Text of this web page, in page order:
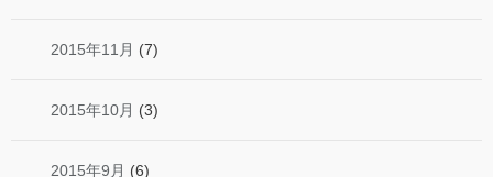
2015年11月 (7)
2015年10月 (3)
2015年9月 (6)